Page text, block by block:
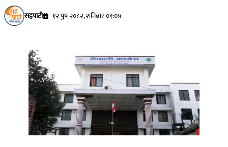
सहपाटी १२ पुष २०८२, शनिबार ०९:०४